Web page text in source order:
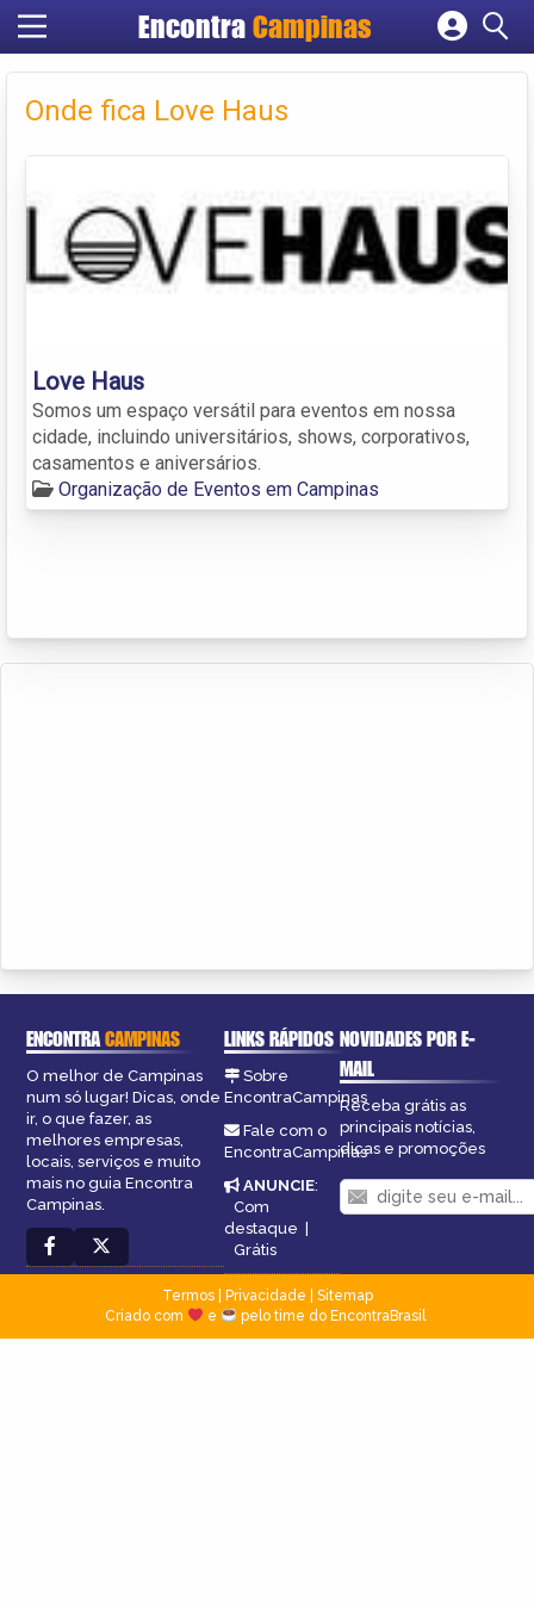
Encontra Campinas
Cadastrar empresa
Criar conta
Onde fica Love Haus
Love Haus
Somos um espaço versátil para eventos em nossa
cidade, incluindo universitários, shows, corporativos,
casamentos e aniversários.
Organização de Eventos em Campinas
ENCONTRACAMPINAS
O melhor de Campinas
num só lugar! Dicas, onde
ir, o que fazer, as
melhores empresas,
locais, serviços e muito
mais no guia Encontra
Campinas.
LINKS RÁPIDOS
Sobre
EncontraCampinas
Fale com o
EncontraCampinas
ANUNCIE:
Com
destaque |
Grátis
NOVIDADES POR E-
MAIL
Receba grátis as
principais notícias,
dicas e promoções
Termos| Privacidade
Sitemap
Criado com
e pelo time do EncontraBrasil